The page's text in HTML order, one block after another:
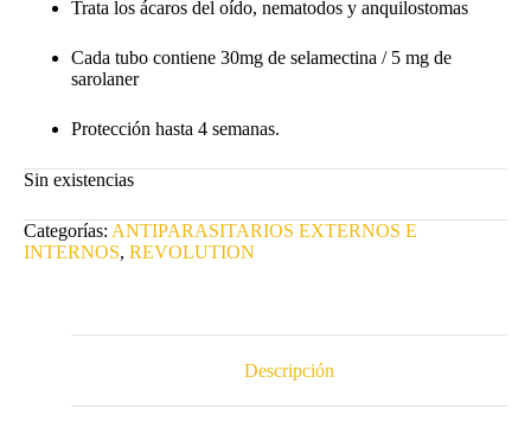
Trata los ácaros del oído, nematodos y anquilostomas
Cada tubo contiene 30mg de selamectina / 5 mg de
sarolaner
Protección hasta 4 semanas.
Sin existencias
Categorías: ANTIPARASITARIOS EXTERNOS E
INTERNOS, REVOLUTION
Descripción